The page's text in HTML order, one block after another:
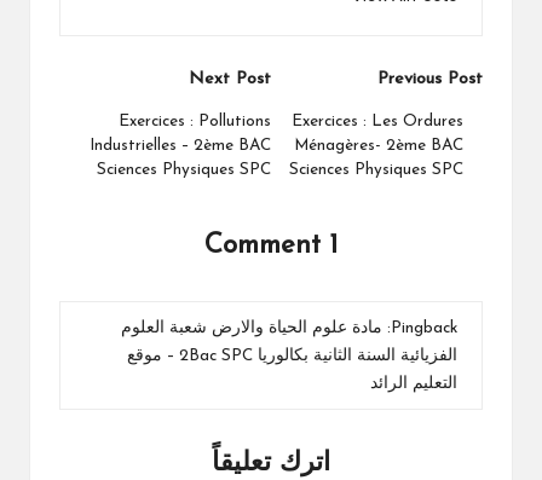
Post
navigation
Previous Post
Exercices : Les Ordures
Ménagères- 2ème BAC
Sciences Physiques SPC
Next Post
Exercices : Pollutions
Industrielles – 2ème BAC
Sciences Physiques SPC
1 Comment
Pingback:
مادة علوم الحياة والارض شعبة العلوم
الفزيائية السنة الثانية بكالوريا 2Bac SPC – موقع
التعليم الرائد
اترك تعليقاً